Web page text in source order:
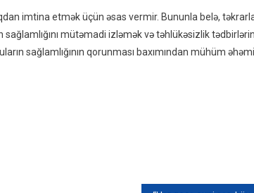
imtina etmək üçün əsas vermir. Bununla belə,
mütəmadi izləmək və təhlükəsizlik
sağlamlığının qorunması baxımından mühüm